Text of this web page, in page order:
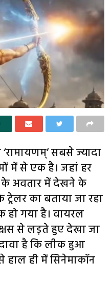
सबसे ज्यादा
में से एक है। जहां हर
के अवतार में देखने के
का बताया जा रहा
गया है। वायरल
से लड़ते हुए देखा जा
है कि लीक हुआ
हाल ही में सिनेमाकॉन